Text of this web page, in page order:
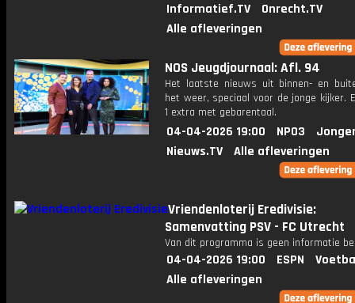
Informatief.TV
Onrecht.TV
Alle afleveringen
NOS Jeugdjournaal: Afl. 94
Het laatste nieuws uit binnen- en
het weer, speciaal voor de jonge kijker.
1 extra met gebarentaal.
04-04-2026 19:00 NPO3
Nieuws.TV
Alle afleveringen
Vriendenloterij Eredivisie:
Samenvatting PSV - FC Utrecht
Van dit programma is geen informatie
04-04-2026 19:00 ESPN
Alle afleveringen